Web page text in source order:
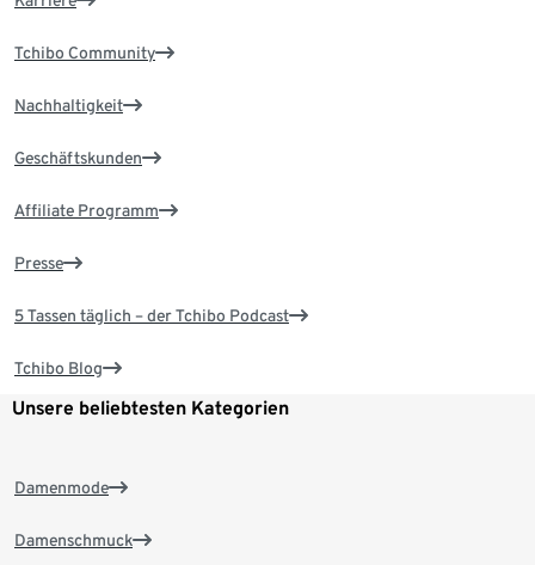
Tchibo Community
Nachhaltigkeit
Geschäftskunden
Affiliate Programm
Presse
5 Tassen täglich – der Tchibo Podcast
Tchibo Blog
Unsere beliebtesten Kategorien
Damenmode
Damenschmuck